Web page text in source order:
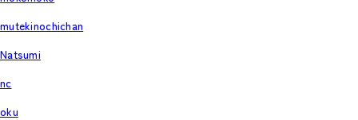
mutekinochichan
Natsumi
nc
oku